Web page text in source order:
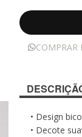
COMPRAR
• Design
• Decote